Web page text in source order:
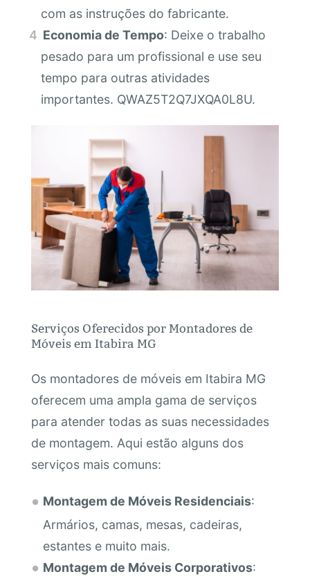
com as instruções do fabricante.
Economia de Tempo: Deixe o trabalho
pesado para um profissional e use seu
tempo para outras atividades
importantes. QWAZ5T2Q7JXQA0L8U.
Serviços Oferecidos por Montadores de
Móveis em Itabira MG
Os montadores de móveis em Itabira MG
oferecem uma ampla gama de serviços
para atender todas as suas necessidades
de montagem. Aqui estão alguns dos
serviços mais comuns:
Montagem de Móveis Residenciais:
Armários, camas, mesas, cadeiras,
estantes e muito mais.
Montagem de Móveis Corporativos: